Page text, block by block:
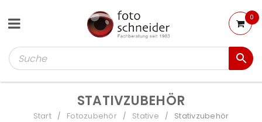
0
STATIVZUBEHÖR
Start / Fotozubehör / Stative / Stativzubehör